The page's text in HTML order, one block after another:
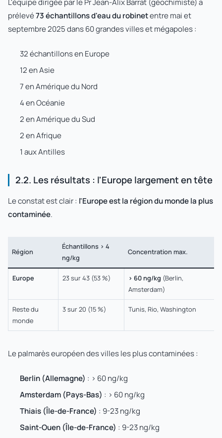
L'équipe dirigée par le Pr Jean-Alix Barrat (géochimiste) a
prélevé73 échantillons d'eau du robinetentre mai et
septembre 2025 dans 60 grandes villes et mégapoles :
32 échantillons en Europe
12 en Asie
7 en Amérique du Nord
4 en Océanie
2 en Amérique du Sud
2 en Afrique
1 aux Antilles
2.2. Les résultats : l'Europe largement en tête
Le constat est clair : l'Europe est la région du monde la plus
contaminée.
Région
Échantillons > 4
ng/kg
Concentration max.
Europe 23 sur 43 (53 %) > 60 ng/kg (Berlin,
Amsterdam)
Reste du
monde
3 sur 20 (15 %) Tunis, Rio, Washington
Le palmarès européen des villes les plus contaminées :
Berlin (Allemagne) : > 60 ng/kg
Amsterdam (Pays-Bas) : > 60 ng/kg
Thiais (Île-de-France) : 9-23 ng/kg
Saint-Ouen (Île-de-France) : 9-23 ng/kg